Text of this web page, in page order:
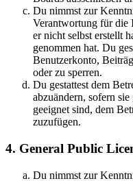
Du nimmst zur
Verantwortung für die
er nicht selbst erstellt
genommen hat. Du
Benutzerkonto,
oder zu sperren.
Du gestattest dem
abzuändern, sofern
geeignet sind, dem
zuzufügen.
4. General Public
Du nimmst zur